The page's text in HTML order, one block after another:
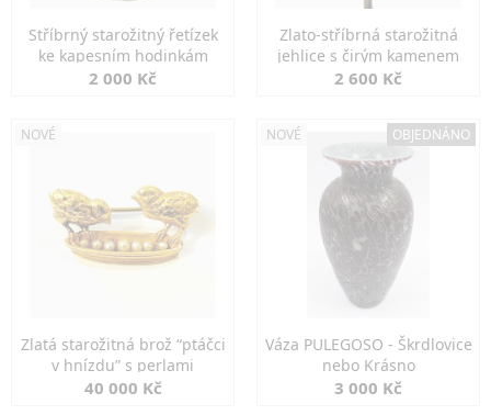
Stříbrný starožitný řetízek
ke kapesním hodinkám
2 000 Kč
Zlato-stříbrná starožitná
jehlice s čirým kamenem
2 600 Kč
NOVÉ
Zlatá starožitná brož “ptáčci
v hnízdu” s perlami
40 000 Kč
NOVÉ OBJEDNÁNO
Váza PULEGOSO - Škrdlovice
nebo Krásno
3 000 Kč